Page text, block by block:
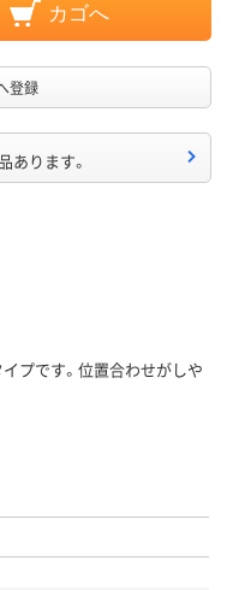
カゴへ
登録
あります。
プです。位置合わせがしや